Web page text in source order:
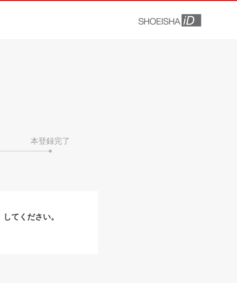
本登録完了
してください。